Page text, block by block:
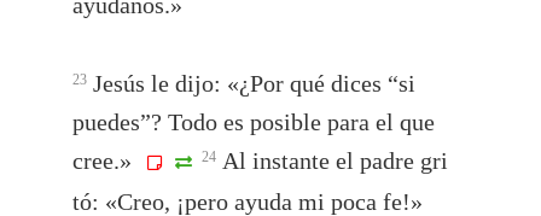
23 Jesús le dijo: «¿Por qué dices “si
puedes”? Todo es posible para el que
cree.»
24 Al instante el padre gri
tó: «Creo, ¡pero ayuda mi poca fe!»